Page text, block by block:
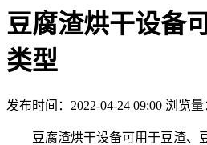
豆腐渣烘干设备
类型
发布时间：2022-04-24 09:00 浏览量
豆腐渣烘干设备可用于豆渣、